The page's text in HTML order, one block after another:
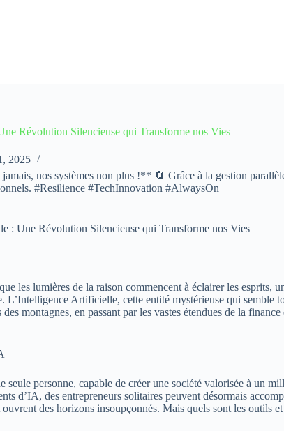
Révolution Silencieuse qui Transforme nos Vies
2025
nos systèmes non plus !** 🔄 Grâce à la gestion
#Resilience #TechInnovation #AlwaysOn
: Une Révolution Silencieuse qui Transforme nos Vies
les lumières de la raison commencent à éclairer les
L’Intelligence Artificielle, cette entité mystérieuse qui semble
montagnes, en passant par les vastes étendues de la
seule personne, capable de créer une société valorisée à un
d’IA, des entrepreneurs solitaires peuvent désormais
ouvrent des horizons insoupçonnés. Mais quels sont les outils